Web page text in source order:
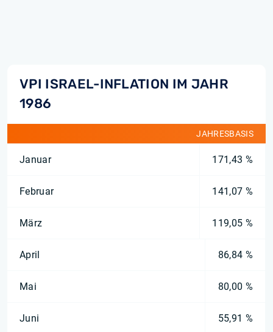
VPI ISRAEL-INFLATION IM JAHR
1986
JAHRESBASIS
Januar 171,43 %
Februar 141,07 %
März 119,05 %
April 86,84 %
Mai 80,00 %
Juni 55,91 %